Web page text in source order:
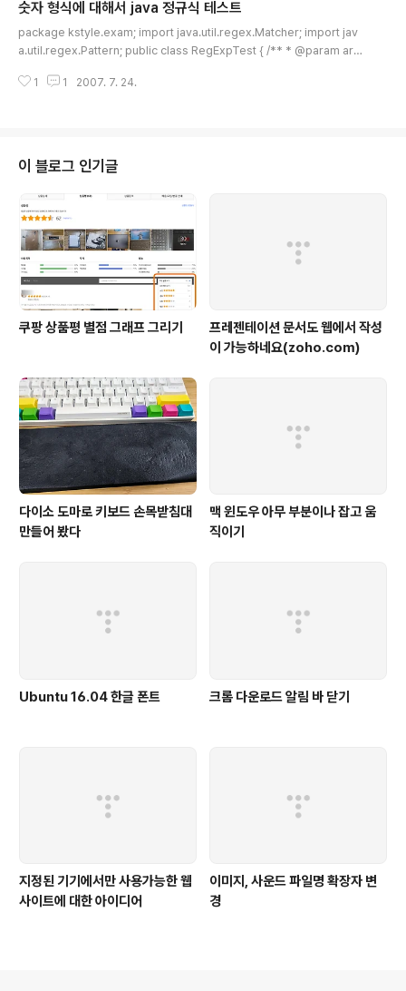
em.out.print("\010*"); try{ Thread.sleep(1); } catch(InterruptedExc
eption ie){ ie.printStackTrace()..
숫자 형식에 대해서 java 정규식 테스트
package kstyle.exam; import java.util.regex.Matcher; import jav
a.util.regex.Pattern; public class RegExpTest { /** * @param arg
조건 소수점 2자리 필수"); String pattern = "[0-9]*\\.[0-9]{2}"; test(pat
1 1 2007. 7. 24.
이 블로그 인기글
쿠팡 상품평 별점 그래프 그리기
프레젠테이션 문서도 웹에서 작성
이 가능하네요(zoho.com)
다이소 도마로 키보드 손목받침대
만들어 봤다
맥 윈도우 아무 부분이나 잡고 움
직이기
Ubuntu 16.04 한글 폰트 크롬 다운로드 알림 바 닫기
지정된 기기에서만 사용가능한 웹
사이트에 대한 아이디어
이미지, 사운드 파일명 확장자 변
경